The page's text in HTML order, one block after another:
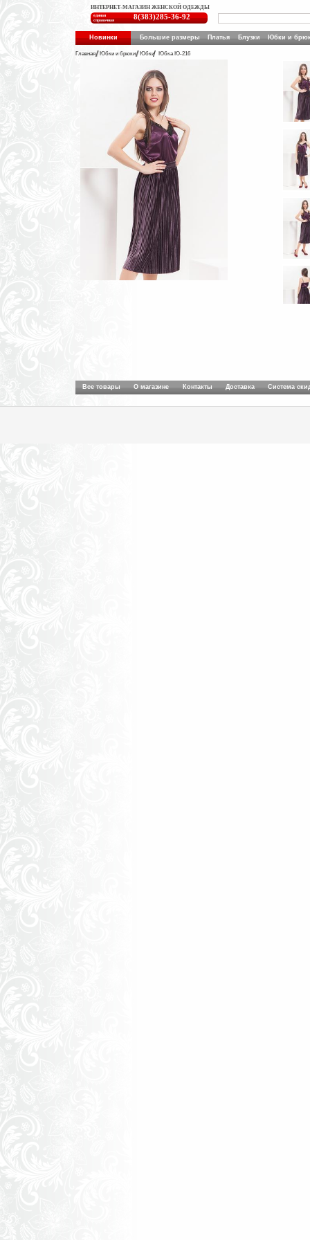
ИНТЕРНЕТ-МАГАЗИН ЖЕНСКОЙ ОДЕЖДЫ
единая
справочная
8(383)285-36-92
Новинки Большие размеры Платья Блузки Юбки и
Главная Юбки и брюки Юбки Юбка Ю-216
Все товары О магазине Контакты Доставка Система